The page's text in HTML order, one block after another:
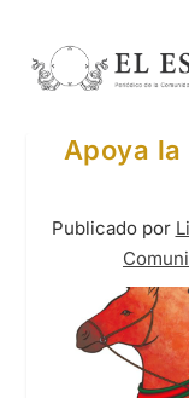
Apoya
Publicado por